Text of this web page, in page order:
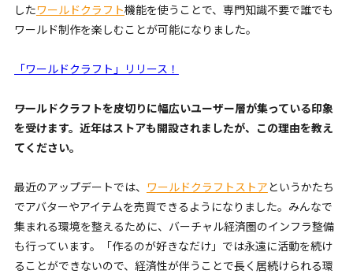
したワールドクラフト機能を使うことで、専門知識不要で誰でも
ワールド制作を楽しむことが可能になりました。
「ワールドクラフト」リリース！
――ワールドクラフトを皮切りに幅広いユーザー層が集っている印象
を受けます。近年はストアも開設されましたが、この理由を教え
てください。
最近のアップデートでは、 ワールドクラフトストアというかたち
でアバターやアイテムを売買できるようになりました。みんなで
集まれる環境を整えるために、バーチャル経済圏のインフラ整備
も行っています。「作るのが好きなだけ」では永遠に活動を続け
ることができないので、経済性が伴うことで長く居続けられる環